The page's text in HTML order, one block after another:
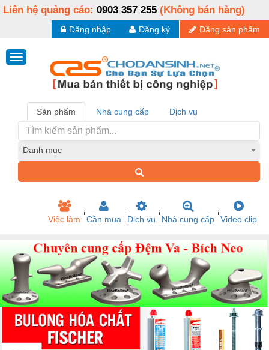
Liên hệ quảng cáo: 0903 357 255 (Không bán hàng)
Đăng sản phẩm
Đăng ký
Đăng nhập
Sản phẩm Nhà cung cấp Dịch vụ
Danh mục
Việc làm Cần mua Dịch vụ Nhà cung cấp Video clip